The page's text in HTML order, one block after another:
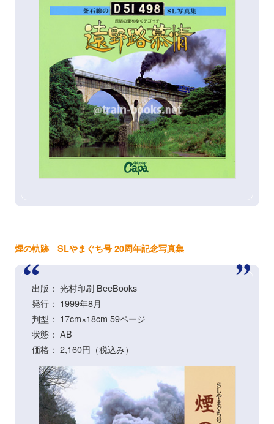
煙の軌跡 SLやまぐち号 20周年記念写真集
出版： 光村印刷 BeeBooks
発行： 1999年8月
判型： 17cm×18cm 59ページ
状態： AB
価格： 2,160円（税込み）